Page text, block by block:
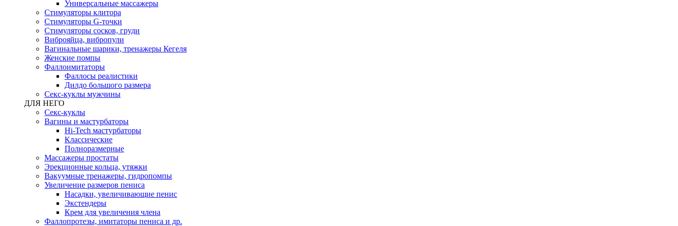
Универсальные массажеры
Стимуляторы клитора
Стимуляторы G-точки
Стимуляторы сосков, груди
Виброяйца, вибропули
Вагинальные шарики, тренажеры Кегеля
Женские помпы
Фаллоимитаторы
Фаллосы реалистики
Дилдо большого размера
Секс-куклы мужчины
ДЛЯ НЕГО
Секс-куклы
Вагины и мастурбаторы
Hi-Tech мастурбаторы
Классические
Полноразмерные
Массажеры простаты
Эрекционные кольца, утяжки
Вакуумные тренажеры, гидропомпы
Увеличение размеров пениса
Насадки, увеличивающие пенис
Экстендеры
Крем для увеличения члена
Фаллопротезы, имитаторы пениса и др.